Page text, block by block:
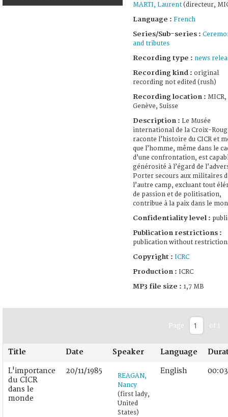
MARTI, Laurent(directeur,
Language : French
Series/Sub-series :
and tributes
Recording type : news
Recording kind : original
recording not edited (rush)
Recording location : MICR,
Genève, Suisse
Description : Le Musée
international de la Croix-
raconte l’histoire du CICR et
que l’homme, même dans le
d’une confrontation, est
générosité à l’égard de
Porter secours aux militaires
l’autre camp, excluant tout
de passion et de politisation,
contribue à la paix dans le
Confidentiality level :
Publication restrictions :
publication without
Copyright : ICRC
Production : ICRC
MP3 file size : 1,7 MB
Page of 1
Title Date Speaker Language
L'importance
du CICR
dans le
monde
20/11/1985
REAGAN,
Nancy
(first lady,
United
States)
English